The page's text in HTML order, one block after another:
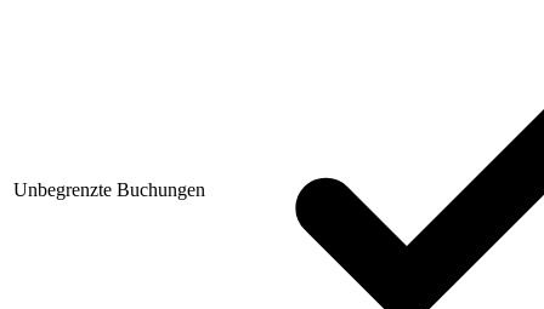
Unbegrenzte Buchungen